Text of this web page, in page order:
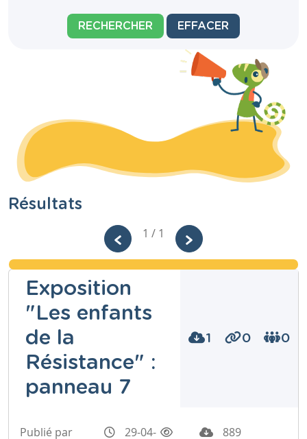
RECHERCHER EFFACER
Résultats
1 / 1
Exposition
"Les enfants
de la
Résistance" :
panneau 7
1 0 0
Publié par
29-04-
889